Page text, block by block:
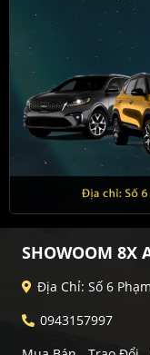
SHOWOOM 8X
Địa Chỉ: Số 6
0943157997